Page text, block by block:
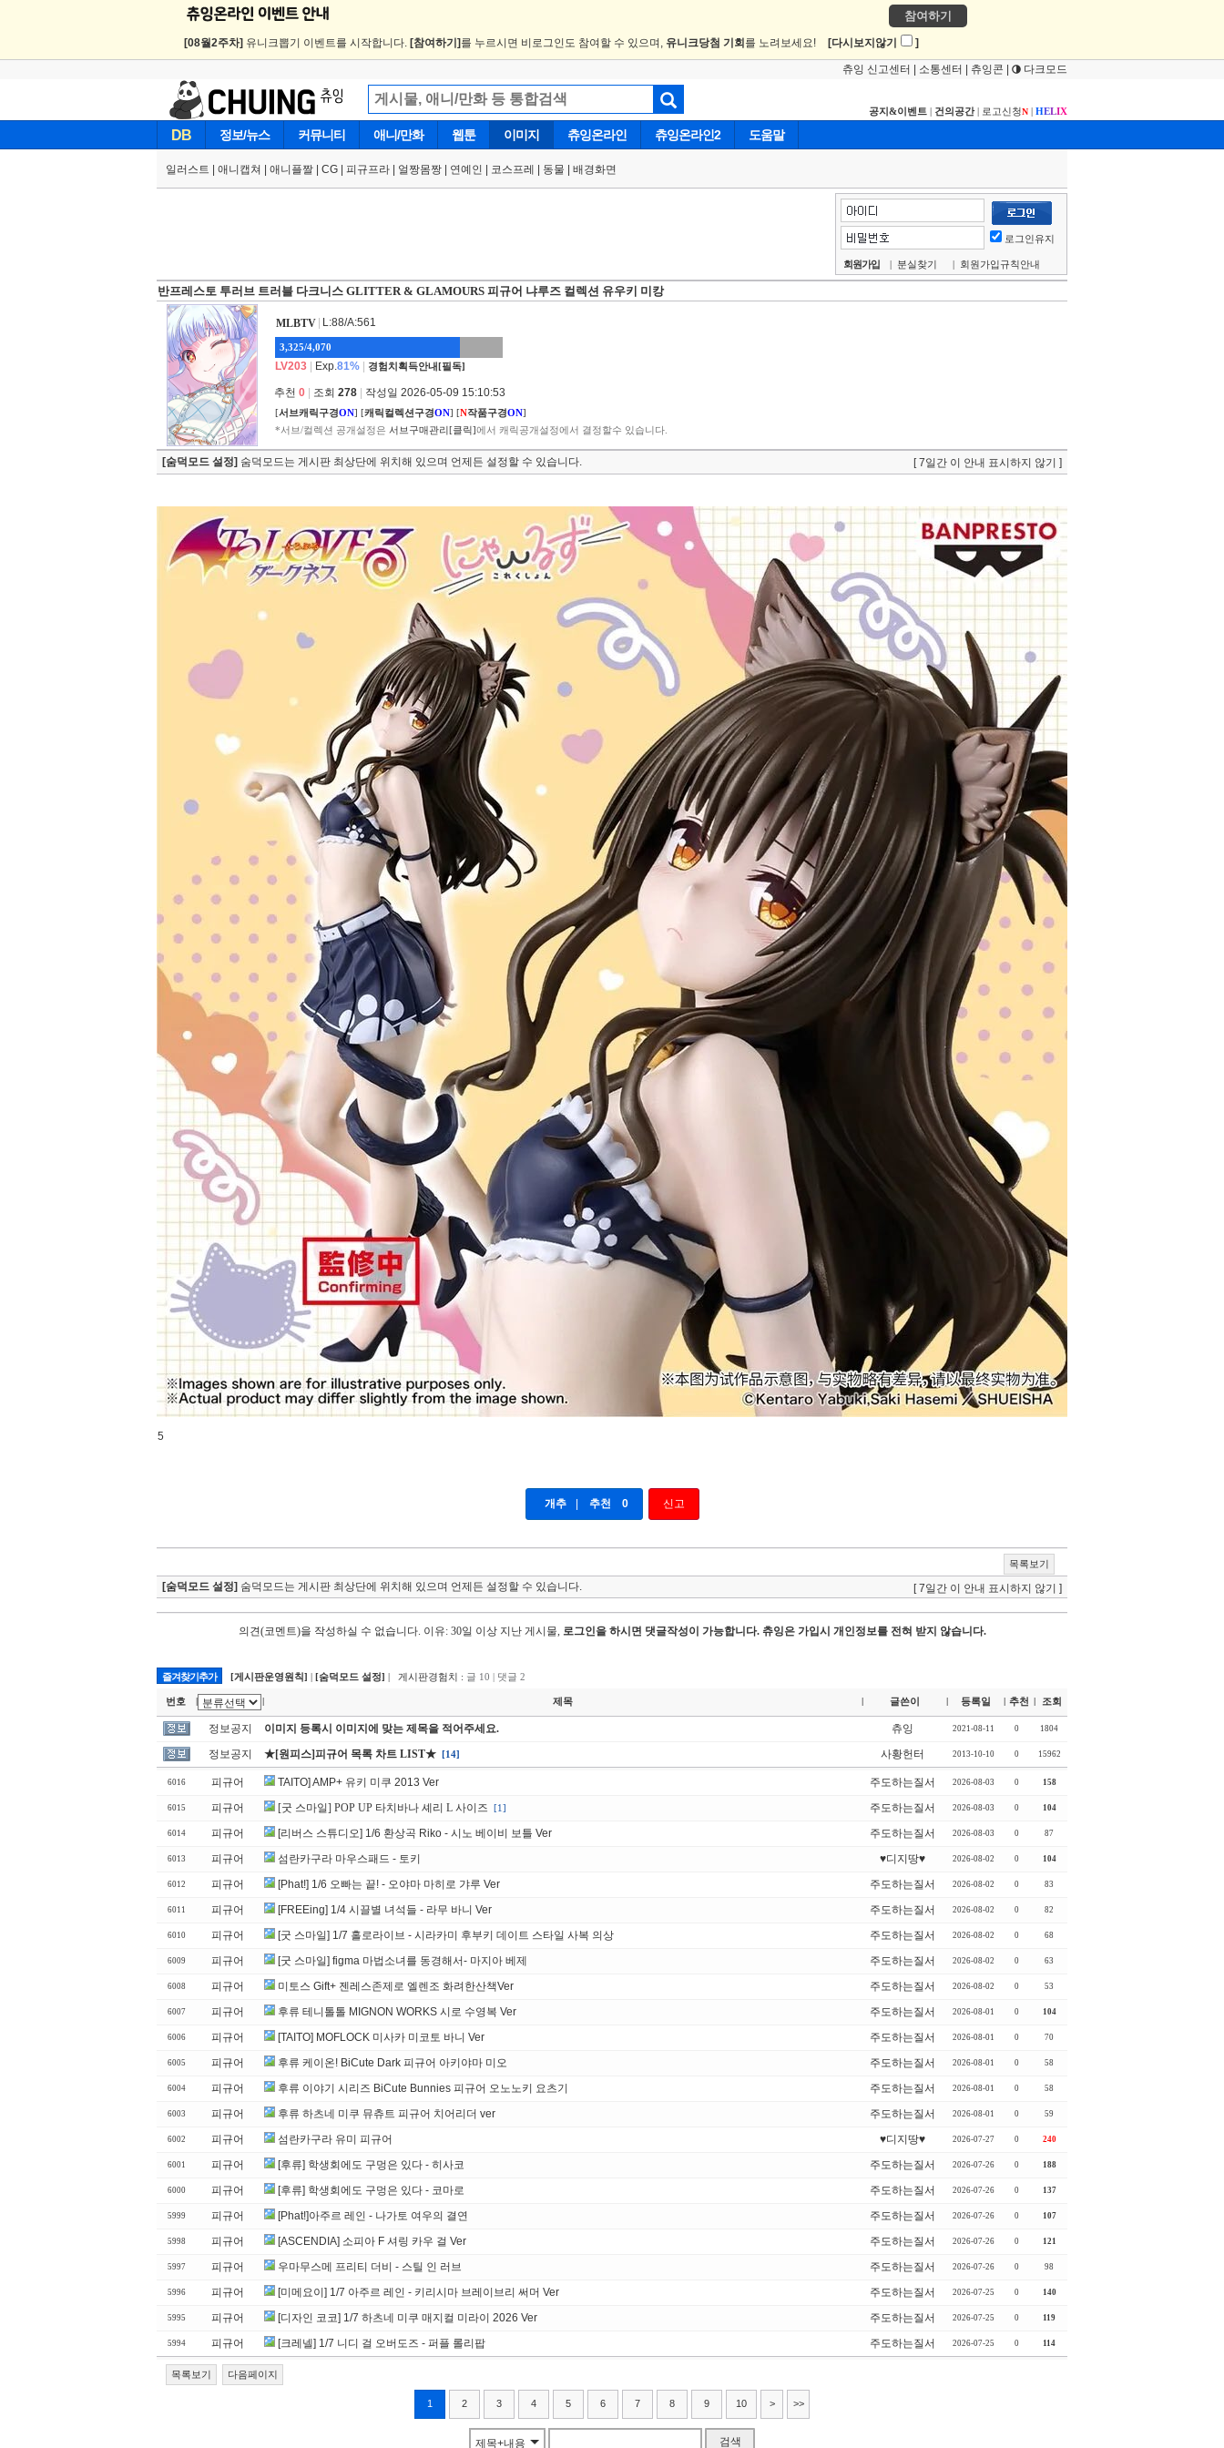
참여하기
[08월2주차] 유니크뽑기 이벤트를 시작합니다. [참여하기] 를 누르시면 비로그인도 참여할 수 있으며, 유니크당첨 기회 를 노려보세요! [다시보지않기 ]
츄잉 신고센터 소통센터 츄잉콘 다크모드
공지&이벤트 | 건의공간| 로고신청N | HELIX
DB 정보/뉴스 커뮤니티 애니/만화 웹툰 이미지 츄잉온라인 츄잉온라인2 도움말
일러스트 애니캡쳐 애니플짤 CG 피규프라 얼짱몸짱 연예인 코스프레 동물 배경화면
로그인유지
회원가입 | 분실찾기 | 회원가입규칙안내
반프레스토 투러브 트러블 다크니스 GLITTER & GLAMOURS 피규어 냐루즈 컬렉션 유우키 미캉
MLBTV L:88/A:561
3,325/4,070
LV203 Exp.81% 경험치획득안내[필독]
추천 0 조회 278 작성일 2026-05-09 15:10:53
[서브캐릭구경ON] [캐릭컬렉션구경ON] [N작품구경ON]
*서브/컬렉션 공개설정은 서브구매관리[클릭]에서 캐릭공개설정에서 결정할수 있습니다.
[숨덕모드 설정] 숨덕모드는 게시판 최상단에 위치해 있으며 언제든 설정할 수 있습니다. [ 7일간 이 안내 표시하지 않기 ]
5
개추 추천 0 신고
목록보기
[숨덕모드 설정] 숨덕모드는 게시판 최상단에 위치해 있으며 언제든 설정할 수 있습니다. [ 7일간 이 안내 표시하지 않기 ]
의견(코멘트)을 작성하실 수 없습니다. 이유: 30일 이상 지난 게시물, 로그인을 하시면 댓글작성이 가능합니다. 츄잉은 가입시 개인정보를 전혀 받지 않습니다.
즐겨찾기추가 [게시판운영원칙] | [숨덕모드 설정] | 게시판경험치 : 글 10 | 댓글 2
번호 제목 글쓴이 등록일 추천 조회
정보공지 이미지 등록시 이미지에 맞는 제목을 적어주세요. 츄잉 2021-08-11 0 1804
정보공지 ★[원피스]피규어 목록 차트 LIST★ [14] 사황헌터 2013-10-10 0 15962
6016 피규어 TAITO] AMP+ 유키 미쿠 2013 Ver 주도하는질서 2026-08-03 0 158
6015 피규어 [굿 스마일] POP UP 타치바나 셰리 L 사이즈 [1] 주도하는질서 2026-08-03 0 104
6014 피규어 [리버스 스튜디오] 1/6 환상곡 Riko - 시노 베이비 보틀 Ver 주도하는질서 2026-08-03 0 87
6013 피규어 섬란카구라 마우스패드 - 토키 ♥디지땅♥ 2026-08-02 0 104
6012 피규어 [Phat!] 1/6 오빠는 끝! - 오야마 마히로 갸루 Ver 주도하는질서 2026-08-02 0 83
6011 피규어 [FREEing] 1/4 시끌별 녀석들 - 라무 바니 Ver 주도하는질서 2026-08-02 0 82
6010 피규어 [굿 스마일] 1/7 홀로라이브 - 시라카미 후부키 데이트 스타일 사복 의상 주도하는질서 2026-08-02 0 68
6009 피규어 [굿 스마일] figma 마법소녀를 동경해서- 마지아 베제 주도하는질서 2026-08-02 0 63
6008 피규어 미토스 Gift+ 젠레스존제로 엘렌조 화려한산책Ver 주도하는질서 2026-08-02 0 53
6007 피규어 후류 테니톨톨 MIGNON WORKS 시로 수영복 Ver 주도하는질서 2026-08-01 0 104
6006 피규어 [TAITO] MOFLOCK 미사카 미코토 바니 Ver 주도하는질서 2026-08-01 0 70
6005 피규어 후류 케이온! BiCute Dark 피규어 아키야마 미오 주도하는질서 2026-08-01 0 58
6004 피규어 후류 이야기 시리즈 BiCute Bunnies 피규어 오노노키 요츠기 주도하는질서 2026-08-01 0 58
6003 피규어 후류 하츠네 미쿠 뮤츄트 피규어 치어리더 ver 주도하는질서 2026-08-01 0 59
6002 피규어 섬란카구라 유미 피규어 ♥디지땅♥ 2026-07-27 0 240
6001 피규어 [후류] 학생회에도 구멍은 있다 - 히사코 주도하는질서 2026-07-26 0 188
6000 피규어 [후류] 학생회에도 구멍은 있다 - 코마로 주도하는질서 2026-07-26 0 137
5999 피규어 [Phat!]아주르 레인 - 나가토 여우의 결연 주도하는질서 2026-07-26 0 107
5998 피규어 [ASCENDIA] 소피아 F 셔링 카우 걸 Ver 주도하는질서 2026-07-26 0 121
5997 피규어 우마무스메 프리티 더비 - 스틸 인 러브 주도하는질서 2026-07-26 0 98
5996 피규어 [미메요이] 1/7 아주르 레인 - 키리시마 브레이브리 써머 Ver 주도하는질서 2026-07-25 0 140
5995 피규어 [디자인 코코] 1/7 하츠네 미쿠 매지컬 미라이 2026 Ver 주도하는질서 2026-07-25 0 119
5994 피규어 [크레넬] 1/7 니디 걸 오버도즈 - 퍼플 롤리팝 주도하는질서 2026-07-25 0 114
목록보기 다음페이지
1 2 3 4 5 6 7 8 9 10 > >>
제목+내용 검색